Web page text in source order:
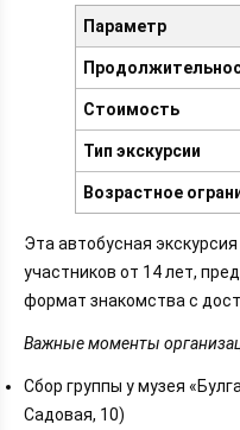
Параметр
Стоимость
Тип экскурсии
Возрастное
Эта автобусная
участников от 14 лет,
формат знакомства с
Важные моменты
Сбор группы у музея
Садовая, 10)